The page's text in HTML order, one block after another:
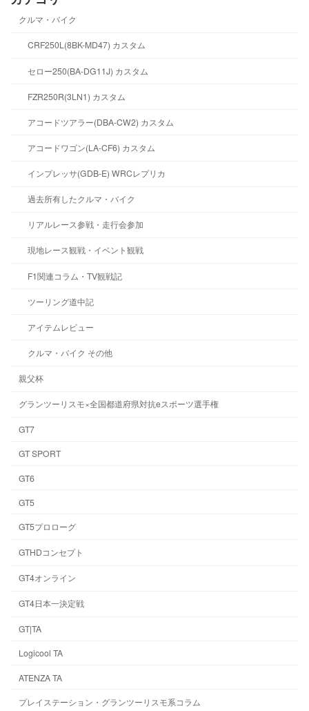
クルマ・バイク
CRF250L(8BK-MD47) カスタム
セロー250(BA-DG11J) カスタム
FZR250R(3LN1) カスタム
アコードツアラー(DBA-CW2) カスタム
アコードワゴン(LA-CF6) カスタム
インプレッサ(GDB-E) WRCレプリカ
過去所有したクルマ・バイク
リアルレース参戦・走行会参加
現地レース観戦・イベント観戦
F1関連コラム・TV観戦記
ツーリング道中記
アイテムレビュー
クルマ・バイク その他
親父杯
グランツーリスモ×全国都道府県対抗eスポーツ選手権
GT7
GT SPORT
GT6
GT5
GT5プロローグ
GTHDコンセプト
GT4オンライン
GT4日本一決定戦
GT|TA
Logicool TA
ATENZA TA
プレイステーション・グランツーリスモ系コラム